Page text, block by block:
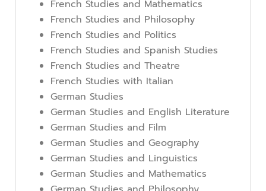
French Studies and Mathematics
French Studies and Philosophy
French Studies and Politics
French Studies and Spanish Studies
French Studies and Theatre
French Studies with Italian
German Studies
German Studies and English Literature
German Studies and Film
German Studies and Geography
German Studies and Linguistics
German Studies and Mathematics